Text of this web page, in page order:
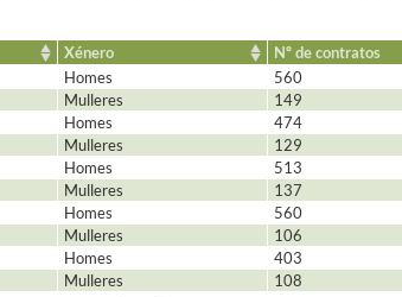
Xénero
Nº de contratos
Homes
560
Mulleres
149
Homes
474
Mulleres
129
Homes
513
Mulleres
137
Homes
560
Mulleres
106
Homes
403
Mulleres 108